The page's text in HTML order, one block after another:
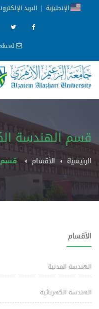
الإنجليزية | البريد
قسم الهندسة
الرئيسية الأقسام قسم
الأقسام
الهندسة المدنية
الهندسة الكهربائية